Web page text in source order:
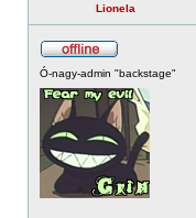
Lionela
Ó-nagy-admin "backstage"